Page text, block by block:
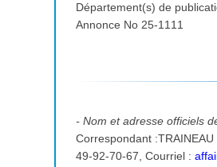
Département(s) de
Annonce No 25-1111
- Nom et adresse officiels
Correspondant :TRAINEAU Antoine, Aeroport de Paris - Le Bourget CS90005, 93352, Le
49-92-70-67,Courriel :